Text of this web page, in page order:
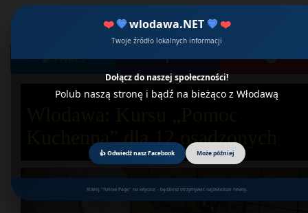
❤️ 💙wlodawa.NET💙❤️
Twoje źródło lokalnych informacji
Dołącz do naszej społeczności!
Polub naszą stronę i bądź na bieżąco z Włodawą
👍 Odwiedź nasz Facebook Może później
Kliknij "Follow Page" na wtyczce – będziesz otrzymywać najświeższe newsy.
data publikacji: 07/07/
Podaj dalej, powiadom znajomych....
Tweet
Kuchenna” dla 12 osadzonych